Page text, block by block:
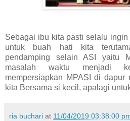
Sebagai ibu kita pasti selalu
untuk buah hati kita
pendamping selain ASI yaitu
masalah waktu menjadi
mempersiapkan MPASI di dapur
kita Bersama si kecil, apalagi
ria buchari at 11/04/2019 03:38:00